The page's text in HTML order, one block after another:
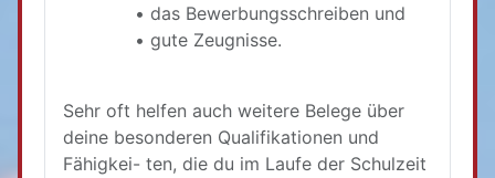
• das Bewerbungsschreiben und
• gute Zeugnisse.
Sehr oft helfen auch weitere Belege über
deine besonderen Qualifikationen und
Fähigkei- ten, die du im Laufe der Schulzeit